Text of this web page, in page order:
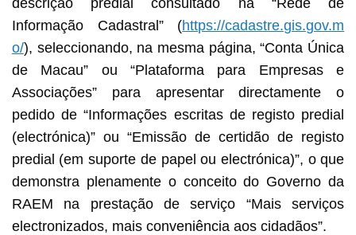
Informação Cadastral” (https://cadastre.gis.gov.m
o/), seleccionando, na mesma página, “Conta Única
de Macau” ou “Plataforma para Empresas e
Associações” para apresentar directamente o
pedido de “Informações escritas de registo predial
(electrónica)” ou “Emissão de certidão de registo
predial (em suporte de papel ou electrónica)”, o que
demonstra plenamente o conceito do Governo da
RAEM na prestação de serviço “Mais serviços
electronizados, mais conveniência aos cidadãos”.